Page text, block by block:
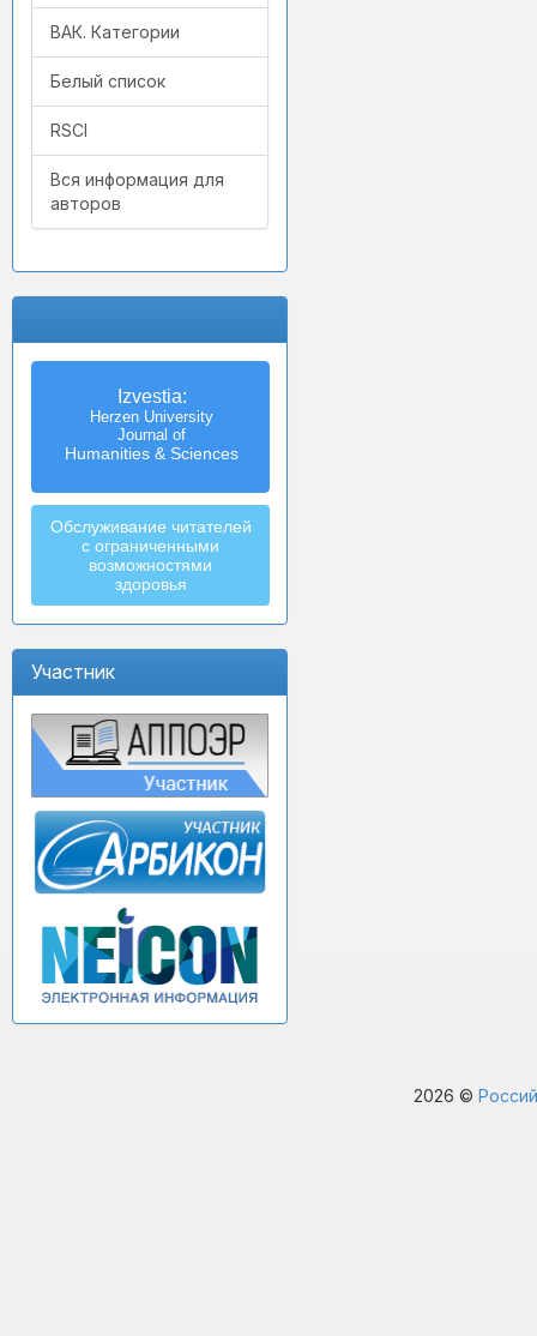
ВАК. Категории
Белый список
RSCI
Вся информация для
авторов
Izvestia:
Herzen University
Journal of
Humanities & Sciences
Обслуживание читателей
с ограниченными
возможностями
здоровья
Участник
2026 ©